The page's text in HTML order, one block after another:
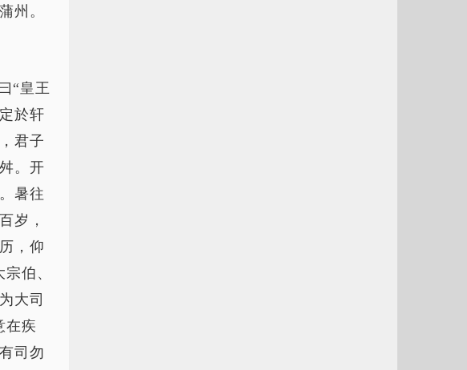
州。
“皇王
於轩
君子
。开
暑往
岁，
，仰
伯、
大司
在疾
司勿